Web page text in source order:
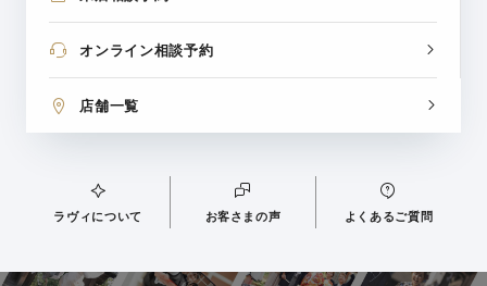
オンライン相談予約
店舗一覧
ラヴィについて お客さまの声 よくあるご質問